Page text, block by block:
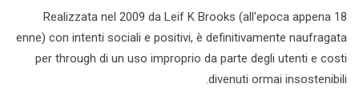
Realizzata nel 2009 da Leif K Brooks (all'epoca appena 18
enne) con intenti sociali e positivi, è definitivamente naufragata
per through di un uso improprio da parte degli utenti e costi
divenuti ormai insostenibili.